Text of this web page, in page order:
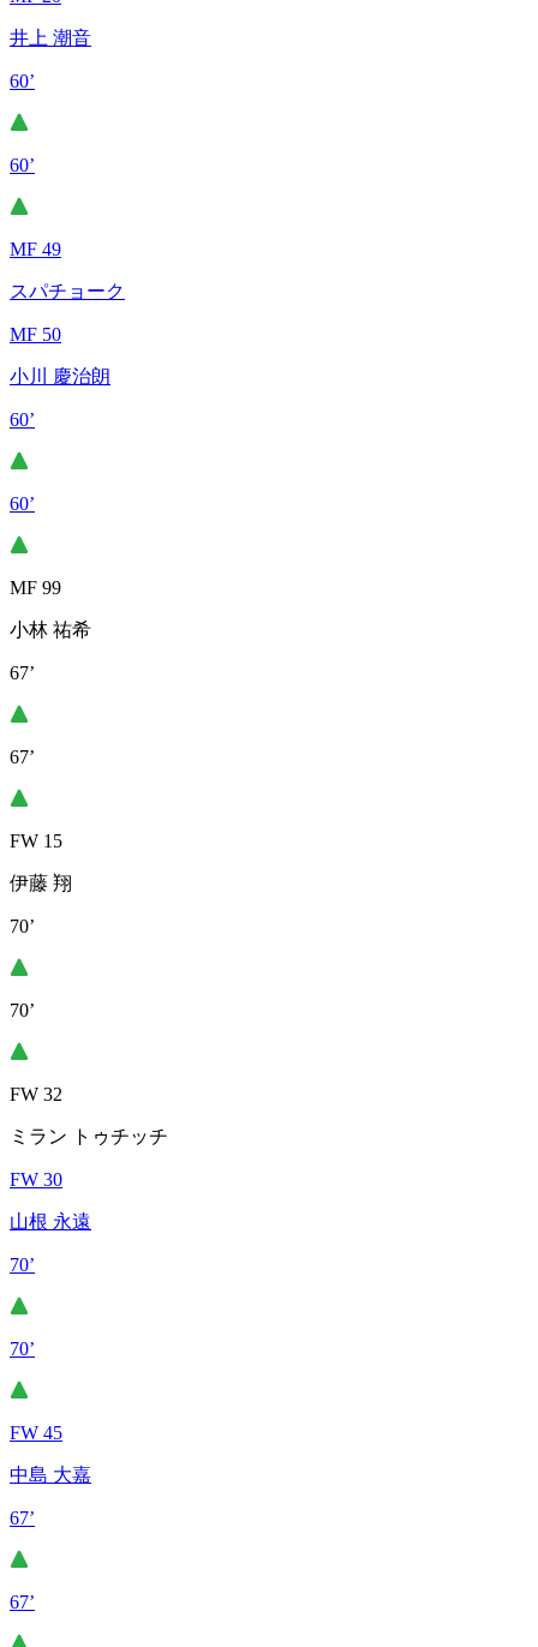
井上 潮音
60’
60’
MF 49
スパチョーク
MF 50
小川 慶治朗
60’
60’
MF 99
小林 祐希
67’
67’
FW 15
伊藤 翔
70’
70’
FW 32
ミラン トゥチッチ
FW 30
山根 永遠
70’
70’
FW 45
中島 大嘉
67’
67’